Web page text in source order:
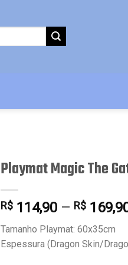
Playmat Magic The
R$ 114,90 – R$
Tamanho Playmat: 60x35cm
Espessura (Dragon Skin/